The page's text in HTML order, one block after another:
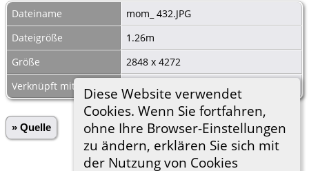
Diese Website verwendet
Cookies. Wenn Sie fortfahren,
ohne Ihre Browser-Einstellungen
zu ändern, erklären Sie sich mit
der Nutzung von Cookies
Dateiname
mom_ 432.JPG
Dateigröße
1.26m
Größe
2848 x 4272
Verknüpft mit
Begräbnisse Kauffung 1829-1834-16
» Quelle